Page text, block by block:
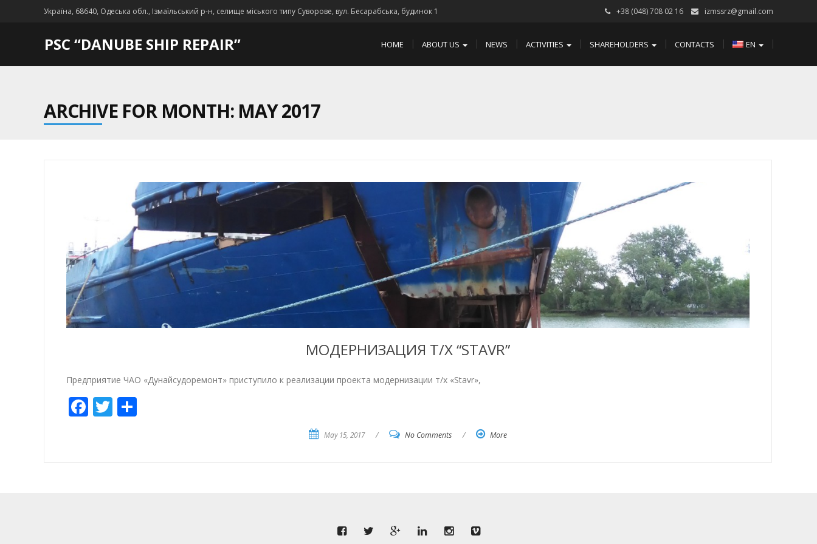
Україна, 68640, Одеська обл., Ізмаїльський р-н, селище міського типу Суворове, вул. Бесарабська, будинок 1 +38 (048) 708 02 16 izmssrz@gmail.com
PSC “DANUBE SHIP REPAIR” HOME ABOUT US NEWS ACTIVITIES SHAREHOLDERS CONTACTS EN
ARCHIVE FOR MONTH: MAY 2017
МОДЕРНИЗАЦИЯ Т/Х “STAVR”
Предприятие ЧАО «Дунайсудоремонт» приступило к реализации проекта модернизации т/х «Stavr»,
Facebook
Twitter
Share
May 15, 2017 / No Comments / More